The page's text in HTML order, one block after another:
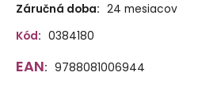
Záručná doba: 24 mesiacov
Kód: 0384180
EAN: 9788081006944